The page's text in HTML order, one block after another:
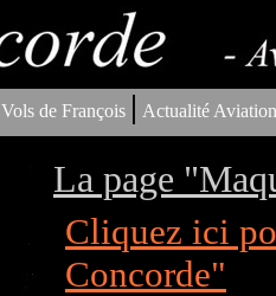
Vols de François | Actualité
La page
Cliquez ici
Concorde"